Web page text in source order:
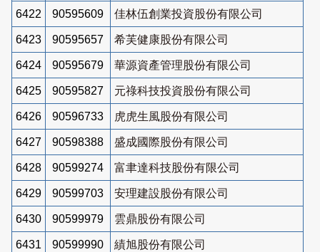
6422 90595609 佳林伍創業投資股份有限公司
6423 90595657 希芙健康股份有限公司
6424 90595679 華源資產管理股份有限公司
6425 90595827 元祿科技投資股份有限公司
6426 90596733 虎虎生風股份有限公司
6427 90598388 盛成國際股份有限公司
6428 90599274 富聿達科技股份有限公司
6429 90599703 安理建設股份有限公司
6430 90599979 雲鼎股份有限公司
6431 90599990 績旭股份有限公司